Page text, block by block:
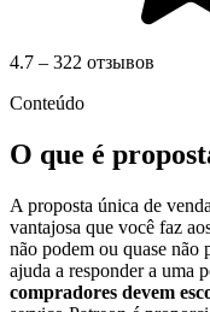
4.7 – 322 отзывов
Conteúdo
O que é
A proposta única de
vantajosa que você faz
não podem ou quase
ajuda a responder a uma
compradores devem